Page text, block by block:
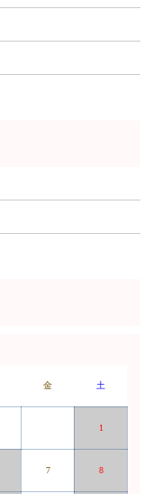
金 土
1
7 8